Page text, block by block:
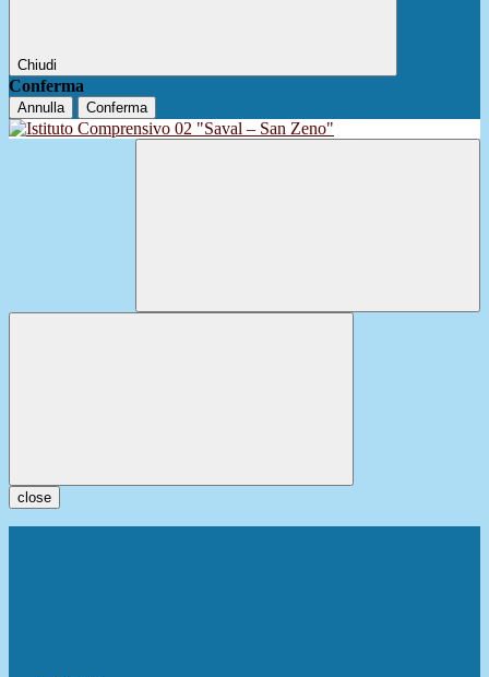
Chiudi
Conferma
Annulla Conferma
close